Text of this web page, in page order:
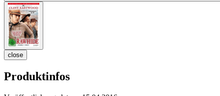
close
Produktinfos